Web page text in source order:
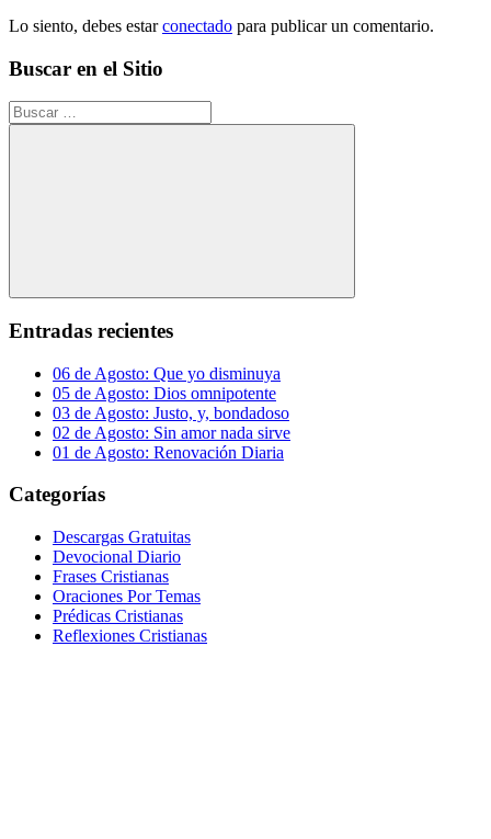
Lo siento, debes estarconectado para publicar un comentario.
Buscar en el Sitio
Buscar:
Buscar
Entradas recientes
06 de Agosto: Que yo disminuya
05 de Agosto: Dios omnipotente
03 de Agosto: Justo, y, bondadoso
02 de Agosto: Sin amor nada sirve
01 de Agosto: Renovación Diaria
Categorías
Descargas Gratuitas
Devocional Diario
Frases Cristianas
Oraciones Por Temas
Prédicas Cristianas
Reflexiones Cristianas